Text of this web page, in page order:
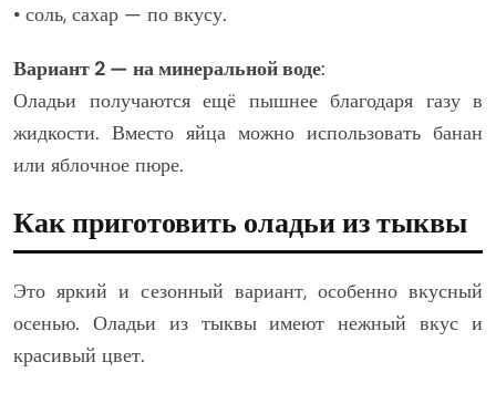
• соль, сахар — по вкусу.
Вариант 2 — на минеральной воде:
Оладьи получаются ещё пышнее благодаря газу в
жидкости. Вместо яйца можно использовать банан
или яблочное пюре.
Как приготовить оладьи из тыквы
Это яркий и сезонный вариант, особенно вкусный
осенью. Оладьи из тыквы имеют нежный вкус и
красивый цвет.